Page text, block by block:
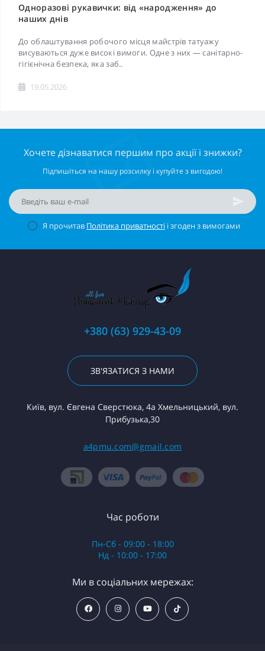
Одноразові рукавички: від «народження» до
наших днів
До облаштування робочого місця майстрів татуажу
висуваються дуже високі вимоги. Одне з них — санітарно-
гігієнічна безпека, яка заб..
19.05.2026
Хочете дізнаватися першим про акції і знижки?
Підпишіться на нашу розсилку і купуйте з вигодою!
Я прочитав Політика приватності і згоден з вимогами
+380 (63) 929-43-09
ЗВ'ЯЗАТИСЯ З НАМИ
Київ, вул. Євгена Сверстюка, 4а Хмельницький, вул.
Прибузька,30
a4pmu.com@gmail.com
Час роботи
Пн-Сб - 09:00 - 18:00
Нд - 10:00 - 17:00
Ми в соціальних мережах: